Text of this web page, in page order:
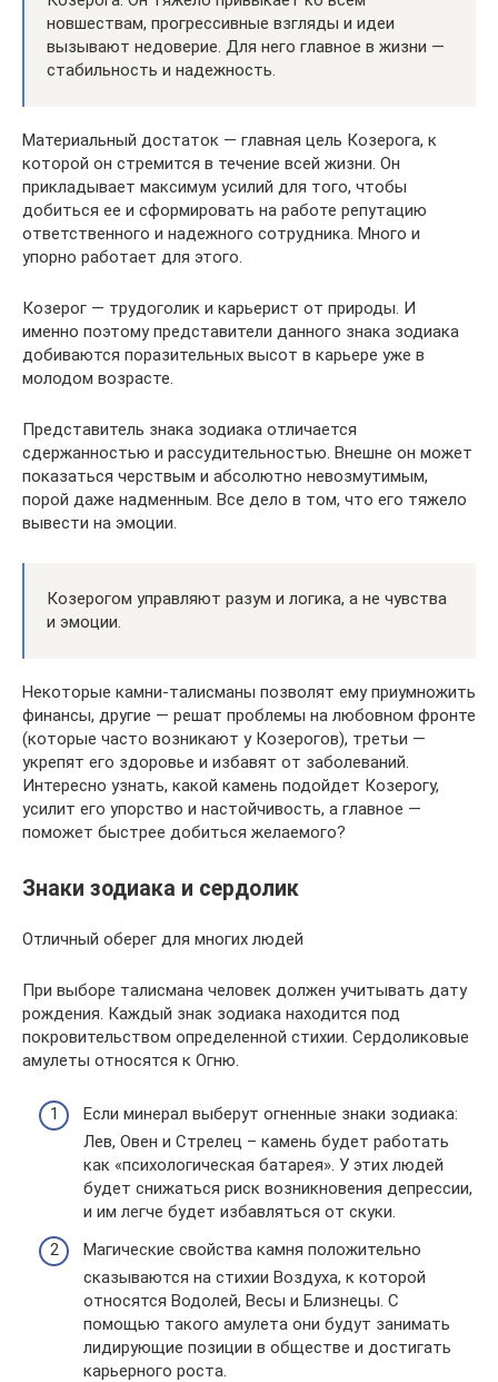
новшествам, прогрессивные взгляды и идеи
вызывают недоверие. Для него главное в жизни —
стабильность и надежность.
Материальный достаток — главная цель Козерога, к
которой он стремится в течение всей жизни. Он
прикладывает максимум усилий для того, чтобы
добиться ее и сформировать на работе репутацию
ответственного и надежного сотрудника. Много и
упорно работает для этого.
Козерог — трудоголик и карьерист от природы. И
именно поэтому представители данного знака зодиака
добиваются поразительных высот в карьере уже в
молодом возрасте.
Представитель знака зодиака отличается
сдержанностью и рассудительностью. Внешне он может
показаться черствым и абсолютно невозмутимым,
порой даже надменным. Все дело в том, что его тяжело
вывести на эмоции.
Козерогом управляют разум и логика, а не чувства
и эмоции.
Некоторые камни-талисманы позволят ему приумножить
финансы, другие — решат проблемы на любовном фронте
(которые часто возникают у Козерогов), третьи —
укрепят его здоровье и избавят от заболеваний.
Интересно узнать, какой камень подойдет Козерогу,
усилит его упорство и настойчивость, а главное —
поможет быстрее добиться желаемого?
Знаки зодиака и сердолик
Отличный оберег для многих людей
При выборе талисмана человек должен учитывать дату
рождения. Каждый знак зодиака находится под
покровительством определенной стихии. Сердоликовые
амулеты относятся к Огню.
Если минерал выберут огненные знаки зодиака:
Лев, Овен и Стрелец – камень будет работать
как «психологическая батарея». У этих людей
будет снижаться риск возникновения депрессии,
и им легче будет избавляться от скуки.
Магические свойства камня положительно
сказываются на стихии Воздуха, к которой
относятся Водолей, Весы и Близнецы. С
помощью такого амулета они будут занимать
лидирующие позиции в обществе и достигать
карьерного роста.